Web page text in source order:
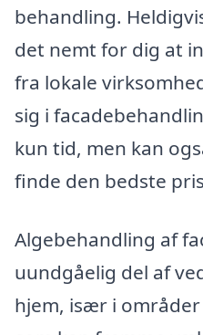
behandling.
det nemt for dig at
fra lokale
sig i
kun tid, men kan
finde den bedste
Algebehandling af
uundgåelig del af
hjem, især i